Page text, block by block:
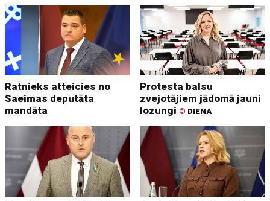
Ratnieks atteicies no
Saeimas deputāta
mandāta
Protesta balsu
zvejotājiem jādomā jauni
lozungi © DIENA